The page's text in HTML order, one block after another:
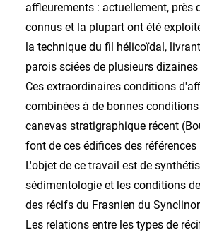
affleurements : actuellement, près
connus et la plupart ont été
la technique du fil hélicoïdal,
parois sciées de plusieurs
Ces extraordinaires conditions
combinées à de bonnes
canevas stratigraphique récent
font de ces édifices des
L'objet de ce travail est de
sédimentologie et les conditions
des récifs du Frasnien du
Les relations entre les types de